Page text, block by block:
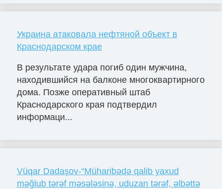
Украина атаковала нефтяной объект в
Краснодарском крае
В результате удара погиб один мужчина,
находившийся на балконе многоквартирного
дома. Позже оперативный штаб
Краснодарского края подтвердил
информаци...
Vüqar Dadaşov-“Müharibədə qalib yaxud
məğlub tərəf məsələsinə, uduzan tərəf, əlbəttə